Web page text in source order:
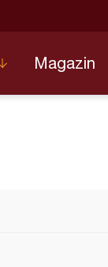
Magazin